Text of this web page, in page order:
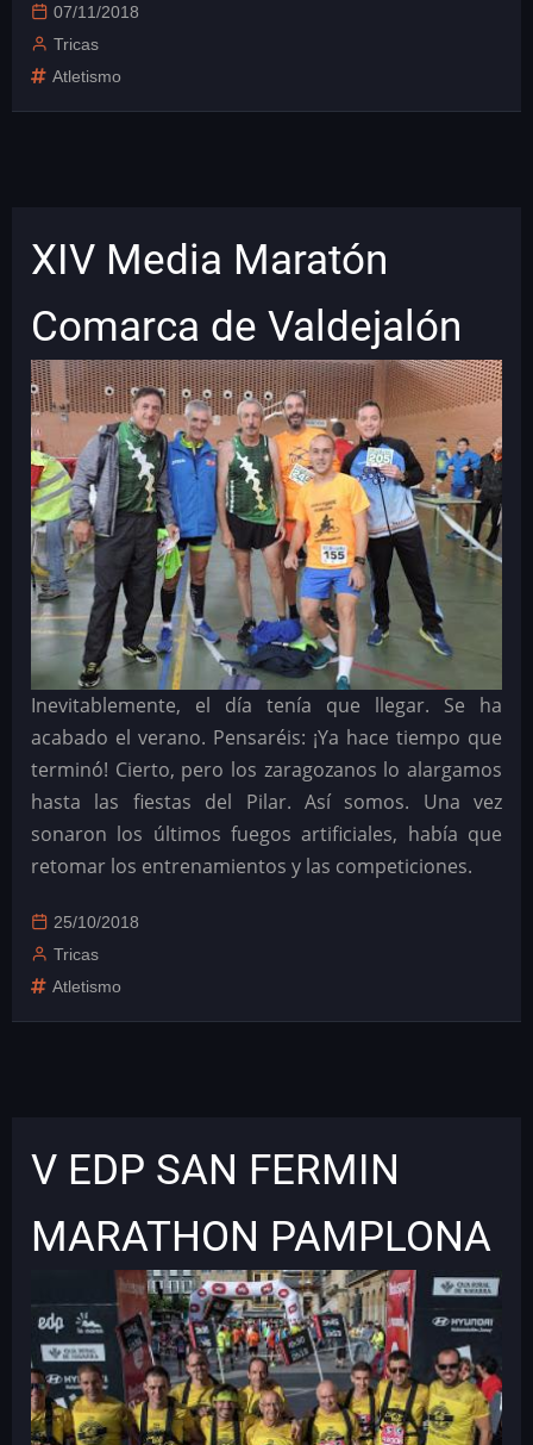
07/11/2018
Tricas
Atletismo
XIV Media Maratón
Comarca de Valdejalón
Inevitablemente, el día tenía que llegar. Se ha
acabado el verano. Pensaréis: ¡Ya hace tiempo que
terminó! Cierto, pero los zaragozanos lo alargamos
hasta las fiestas del Pilar. Así somos. Una vez
sonaron los últimos fuegos artificiales, había que
retomar los entrenamientos y las competiciones.
25/10/2018
Tricas
Atletismo
V EDP SAN FERMIN
MARATHON PAMPLONA